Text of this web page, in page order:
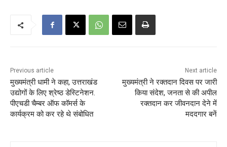
Previous article
मुख्यमंत्री धामी ने कहा, उत्तराखंड
उद्योगों के लिए श्रेष्ठ डेस्टिनेशन.
पीएचडी चैम्बर ऑफ कॉमर्स के
कार्यक्रम को कर रहे थे संबोधित
Next article
मुख्यमंत्री ने रक्तदान दिवस पर जारी
किया संदेश, जनता से की अपील
रक्तदान कर जीवनदान देने में
मददगार बनें